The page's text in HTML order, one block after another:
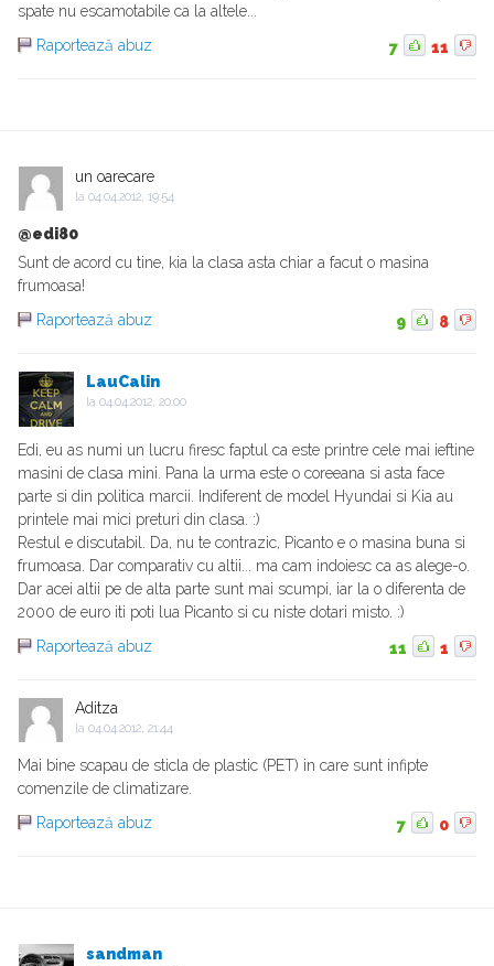
spate nu escamotabile ca la altele...
Raportează abuz
7 11
un oarecare
la 04.04.2012, 19:54
@edi80
Sunt de acord cu tine, kia la clasa asta chiar a facut o masina
frumoasa!
Raportează abuz
9 8
LauCalin
la 04.04.2012, 20:00
Edi, eu as numi un lucru firesc faptul ca este printre cele mai ieftine
masini de clasa mini. Pana la urma este o coreeana si asta face
parte si din politica marcii. Indiferent de model Hyundai si Kia au
printele mai mici preturi din clasa. :)
Restul e discutabil. Da, nu te contrazic, Picanto e o masina buna si
frumoasa. Dar comparativ cu altii... ma cam indoiesc ca as alege-o.
Dar acei altii pe de alta parte sunt mai scumpi, iar la o diferenta de
2000 de euro iti poti lua Picanto si cu niste dotari misto. :)
Raportează abuz
11 1
Aditza
la 04.04.2012, 21:44
Mai bine scapau de sticla de plastic (PET) in care sunt infipte
comenzile de climatizare.
Raportează abuz
7 0
sandman